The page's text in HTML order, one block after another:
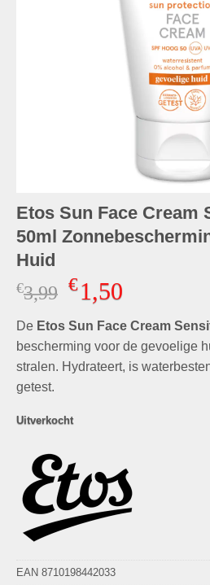
Etos Sun Face Cream
50ml
Huid
€3,99 Oorspronkelijke
prijs
was:
€3,99.
€1,50Huidige
is:
€1,50.
De Etos Sun Face Cream
bescherming voor de gevoelige
stralen. Hydrateert, is
getest.
Uitverkocht
EAN 8710198442033